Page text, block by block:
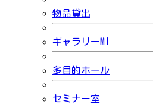
物品貸出
ギャラリーMI
多目的ホール
セミナー室